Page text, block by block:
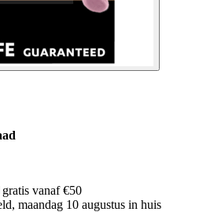
vanaf €50
maandag 10 augustus in huis